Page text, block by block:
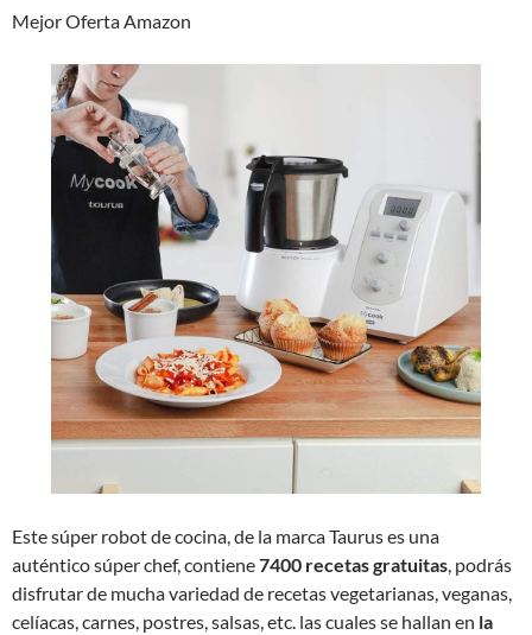
Mejor Oferta Amazon
Este súper robot de cocina, de la marca Taurus es una
auténtico súper chef, contiene7400 recetas gratuitas , podrás
disfrutar de mucha variedad de recetas vegetarianas, veganas,
celíacas, carnes, postres, salsas, etc. las cuales se hallan en la